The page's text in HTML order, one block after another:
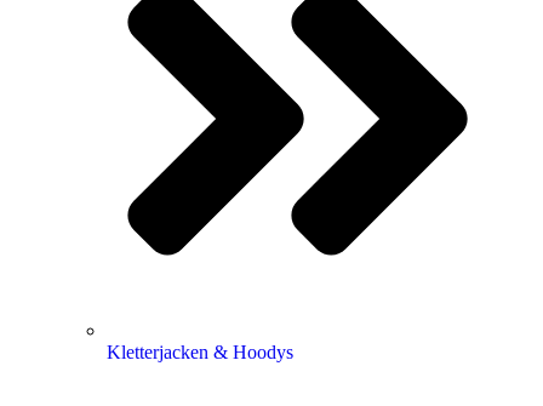
Kletterjacken & Hoodys